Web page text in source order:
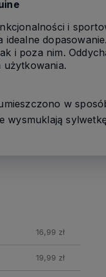
i
idealne
i poza nim.
użytkowania.
w
wysmuklają
16,99 zł
19,99 zł